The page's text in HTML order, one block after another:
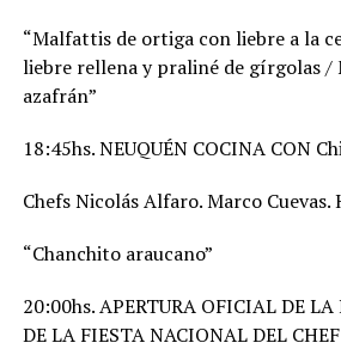
“Malfattis de ortiga con liebre a la
liebre rellena y praliné de gírgolas
azafrán”
18:45hs. NEUQUÉN COCINA CON
Chefs Nicolás Alfaro. Marco
“Chanchito araucano”
20:00hs. APERTURA OFICIAL DE
DE LA FIESTA NACIONAL DEL